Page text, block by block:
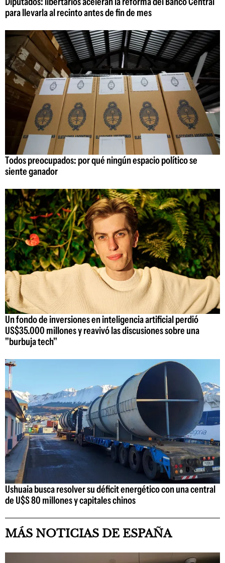
para llevarla al recinto antes de fin de mes
Todos preocupados: por qué ningún espacio político se
siente ganador
Un fondo de inversiones en inteligencia artificial perdió
US$35.000 millones y reavivó las discusiones sobre una
"burbuja tech"
Ushuaia busca resolver su déficit energético con una central
de U$S 80 millones y capitales chinos
MÁS NOTICIAS DE ESPAÑA